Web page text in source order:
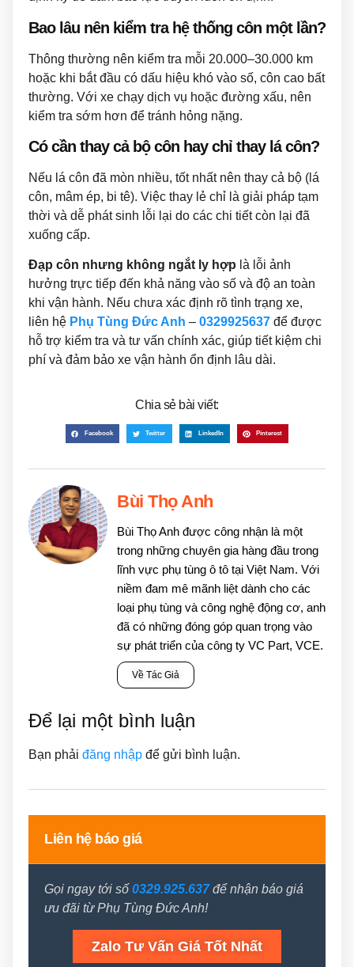
Bao lâu nên kiểm tra hệ thống côn một lần?
Thông thường nên kiểm tra mỗi 20.000–30.000 km
hoặc khi bắt đầu có dấu hiệu khó vào số, côn cao bất
thường. Với xe chạy dịch vụ hoặc đường xấu, nên
kiểm tra sớm hơn để tránh hỏng nặng.
Có cần thay cả bộ côn hay chỉ thay lá côn?
Nếu lá côn đã mòn nhiều, tốt nhất nên thay cả bộ (lá
côn, mâm ép, bi tê). Việc thay lẻ chỉ là giải pháp tạm
thời và dễ phát sinh lỗi lại do các chi tiết còn lại đã
xuống cấp.
Đạp côn nhưng không ngắt ly hợp là lỗi ảnh
hưởng trực tiếp đến khả năng vào số và độ an toàn
khi vận hành. Nếu chưa xác định rõ tình trạng xe,
liên hệ Phụ Tùng Đức Anh – 0329925637 để được
hỗ trợ kiểm tra và tư vấn chính xác, giúp tiết kiệm chi
phí và đảm bảo xe vận hành ổn định lâu dài.
Chia sẻ bài viết:
Facebook Twitter LinkedIn Pinterest
Bùi Thọ Anh
Bùi Thọ Anh được công nhận là một
trong những chuyên gia hàng đầu trong
lĩnh vực phụ tùng ô tô tại Việt Nam. Với
niềm đam mê mãnh liệt dành cho các
loại phụ tùng và công nghệ động cơ, anh
đã có những đóng góp quan trọng vào
sự phát triển của công ty VC Part, VCE.
Về Tác Giả
Để lại một bình luận
Bạn phải đăng nhập để gửi bình luận.
Liên hệ báo giá
Gọi ngay tới số 0329.925.637để nhận báo giá
ưu đãi từ Phụ Tùng Đức Anh!
Zalo Tư Vấn Giá Tốt Nhất